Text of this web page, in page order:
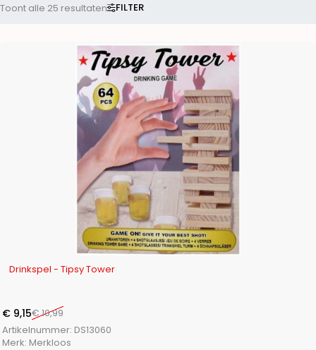
FILTER
Toont alle 25 resultaten
Drinkspel - Tipsy Tower
€10,99
€ 9,15
Artikelnummer: DS13060
Merk: Merkloos